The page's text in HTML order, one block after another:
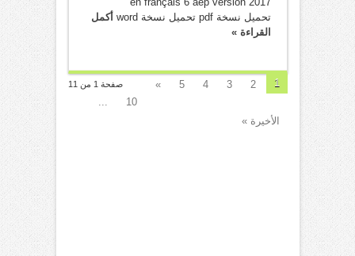
تحميل نسخة pdf تحميل نسخة word
أكمل
القراءة »
صفحة 1 من 11 1
2
3
4
5
»
10
...
الأخيرة »